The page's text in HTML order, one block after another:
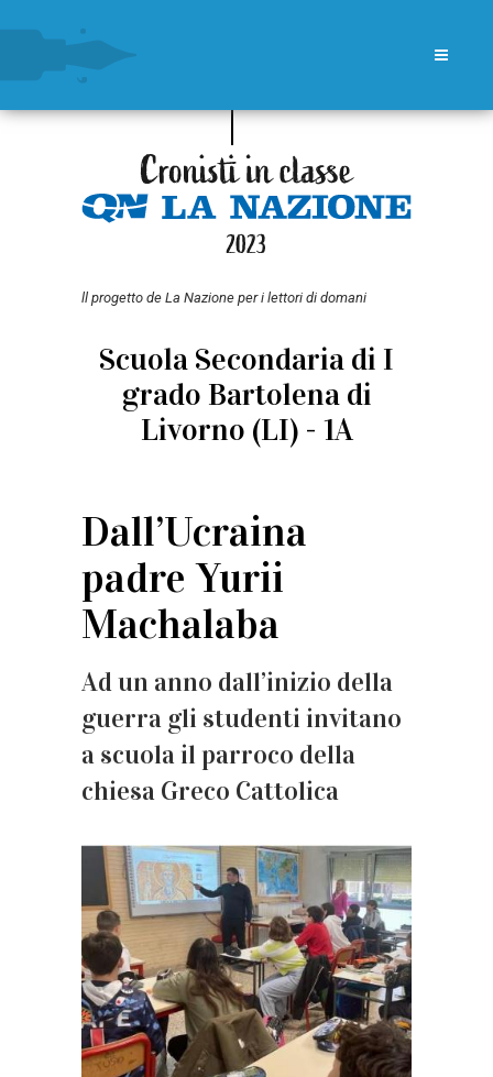
ll progetto de La Nazione per i lettori di domani
Scuola Secondaria di I
grado Bartolena di
Livorno (LI) - 1A
Dall’Ucraina
padre Yurii
Machalaba
Ad un anno dall’inizio della
guerra gli studenti invitano
a scuola il parroco della
chiesa Greco Cattolica